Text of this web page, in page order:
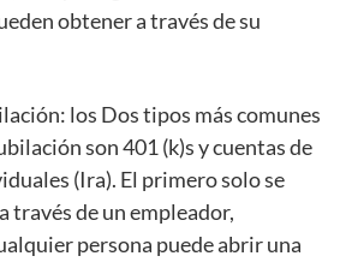
obtener a través de su
los Dos tipos más comunes
son 401 (k)s y cuentas de
(Ira). El primero solo se
través de un empleador,
persona puede abrir una